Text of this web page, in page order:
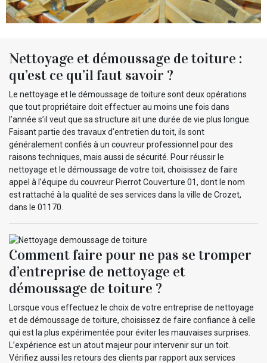
Nettoyage et démoussage de toiture :
qu’est ce qu’il faut savoir ?
Le nettoyage et le démoussage de toiture sont deux opérations
que tout propriétaire doit effectuer au moins une fois dans
l’année s’il veut que sa structure ait une durée de vie plus longue.
Faisant partie des travaux d’entretien du toit, ils sont
généralement confiés à un couvreur professionnel pour des
raisons techniques, mais aussi de sécurité. Pour réussir le
nettoyage et le démoussage de votre toit, choisissez de faire
appel à l’équipe du couvreur Pierrot Couverture 01, dont le nom
est rattaché à la qualité de ses services dans la ville de Crozet,
dans le 01170.
Comment faire pour ne pas se tromper
d’entreprise de nettoyage et
démoussage de toiture ?
Lorsque vous effectuez le choix de votre entreprise de nettoyage
et de démoussage de toiture, choisissez de faire confiance à celle
qui est la plus expérimentée pour éviter les mauvaises surprises.
L’expérience est un atout majeur pour intervenir sur un toit.
Vérifiez aussi les retours des clients par rapport aux services